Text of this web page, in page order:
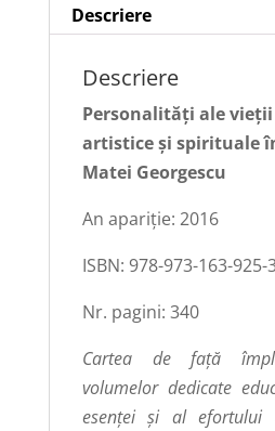
Descriere
Descriere
Personalități ale
artistice și spirituale
Matei Georgescu
An apariție: 2016
ISBN: 978-973-163-925-
Nr. pagini: 340
Cartea de față
volumelor dedicate
esenței și al